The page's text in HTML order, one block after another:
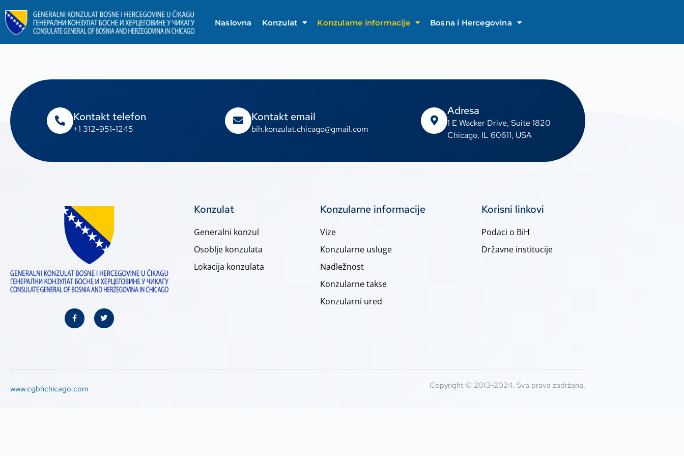
Naslovna Konzulat Konzularne informacije Bosna i Hercegovina
Kontakt telefon
+1 312-951-1245
Kontakt email
bih.konzulat.chicago@gmail.com
Adresa
1 E Wacker Drive, Suite 1820
Chicago, IL 60611, USA
Konzulat
Generalni konzul
Osoblje konzulata
Lokacija konzulata
Konzularne informacije
Vize
Konzularne usluge
Nadležnost
Konzularne takse
Konzularni ured
Korisni linkovi
Podaci o BiH
Državne institucije
www.cgbhchicago.com Copyright © 2013-2024. Sva prava zadržana.